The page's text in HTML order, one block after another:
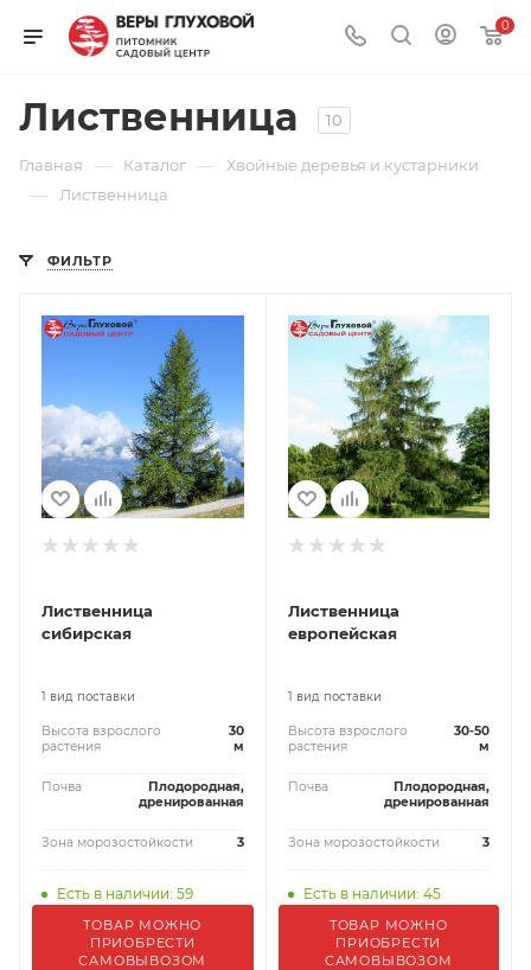
0
Лиственница 10
Главная — Каталог — Хвойные деревья и кустарники
— Лиственница
ФИЛЬТР
Лиственница
сибирская
1 вид поставки
Высота взрослого
растения
30
м
Почва
Плодородная,
дренированная
Зона морозостойкости 3
Есть в наличии: 59
ТОВАР МОЖНО
ПРИОБРЕСТИ
САМОВЫВОЗОМ
Лиственница
европейская
1 вид поставки
Высота взрослого
растения
30-50
м
Почва
Плодородная,
дренированная
Зона морозостойкости 3
Есть в наличии: 45
ТОВАР МОЖНО
ПРИОБРЕСТИ
САМОВЫВОЗОМ